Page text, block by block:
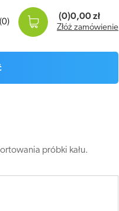
(0)
(0)0,00 zł
Złóż zamówienie
próbki kału.